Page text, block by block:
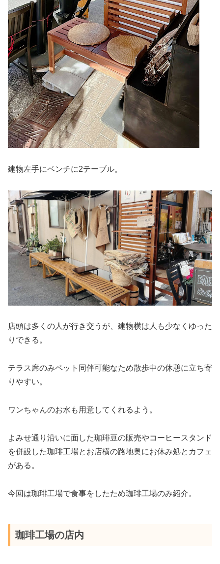
建物左手にベンチに2テーブル。
店頭は多くの人が行き交うが、建物横は人も少なくゆった
りできる。
テラス席のみペット同伴可能なため散歩中の休憩に立ち寄
りやすい。
ワンちゃんのお水も用意してくれるよう。
よみせ通り沿いに面した珈琲豆の販売やコーヒースタンド
を併設した珈琲工場とお店横の路地奥にお休み処とカフェ
がある。
今回は珈琲工場で食事をしたため珈琲工場のみ紹介。
珈琲工場の店内